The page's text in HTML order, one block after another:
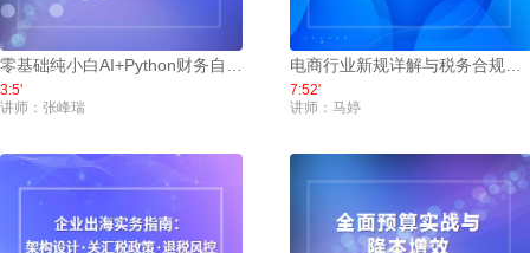
零基础纯小白AI+Python财务自…
3:5'
讲师：张峰瑞
7:52'
讲师：马婷